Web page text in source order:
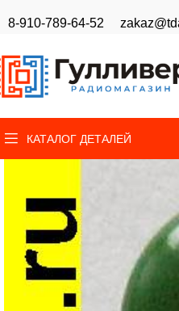
8-910-789-64-52
КАТАЛОГ ДЕТАЛЕЙ